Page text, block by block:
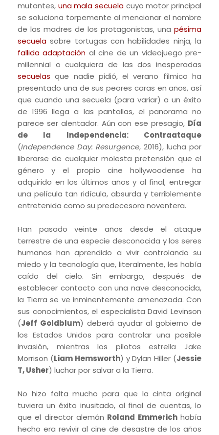
mutantes, una mala secuela cuyo motor principal
se soluciona torpemente al mencionar el nombre
de las madres de los protagonistas, una pésima
secuela sobre tortugas con habilidades ninja, la
fallida adaptación al cine de un videojuego pre-
millennial o cualquiera de las dos inesperadas
secuelas que nadie pidió, el verano fílmico ha
presentado una de sus peores caras en años, así
que cuando una secuela (para variar) a un éxito
de 1996 llega a las pantallas, el panorama no
parece ser alentador. Aún con ese presagio, Día
de la Independencia: Contraataque
(Independence Day: Resurgence, 2016), lucha por
liberarse de cualquier molesta pretensión que el
género y el propio cine hollywoodense ha
adquirido en los últimos años y al final, entregar
una película tan ridícula, absurda y terriblemente
entretenida como su predecesora noventera.
Han pasado veinte años desde el ataque
terrestre de una especie desconocida y los seres
humanos han aprendido a vivir controlando su
miedo y la tecnología que, literalmente, les había
caído del cielo. Sin embargo, después de
establecer contacto con una nave desconocida,
la Tierra se ve inminentemente amenazada. Con
sus conocimientos, el especialista David Levinson
(Jeff Goldblum) deberá ayudar al gobierno de
los Estados Unidos para controlar una posible
invasión, mientras los pilotos estrella Jake
Morrison (Liam Hemsworth) y Dylan Hiller (Jessie
T, Usher) luchar por salvar a la Tierra.
No hizo falta mucho para que la cinta original
tuviera un éxito inusitado, al final de cuentas, lo
que el director alemán Roland Emmerichhabía
hecho era revivir al cine de desastre de los años